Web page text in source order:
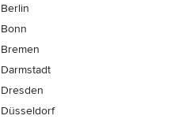
Berlin
Bonn
Bremen
Darmstadt
Dresden
Düsseldorf